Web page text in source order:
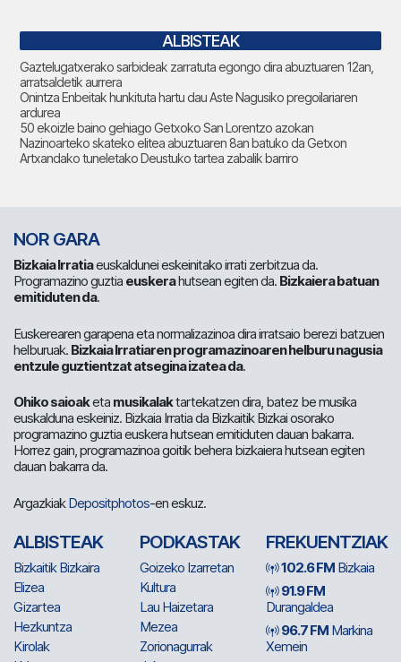
ALBISTEAK
Gaztelugatxerako sarbideak zarratuta egongo dira abuztuaren 12an,
arratsaldetik aurrera
Onintza Enbeitak hunkituta hartu dau Aste Nagusiko pregoilariaren
ardurea
50 ekoizle baino gehiago Getxoko San Lorentzo azokan
Nazinoarteko skateko elitea abuztuaren 8an batuko da Getxon
Artxandako tuneletako Deustuko tartea zabalik barriro
NOR GARA
Bizkaia Irratiaeuskaldunei eskeinitako irrati zerbitzua da.
Programazino guztia euskerahutsean egiten da. Bizkaiera batuan
emitiduten da.
Euskerearen garapena eta normalizazinoa dira irratsaio berezi batzuen
helburuak. Bizkaia Irratiaren programazinoaren helburu nagusia
entzule guztientzat atsegina izatea da.
Ohiko saioaketa musikalaktartekatzen dira, batez be musika
euskalduna eskeiniz. Bizkaia Irratia da Bizkaitik Bizkai osorako
programazino guztia euskera hutsean emitiduten dauan bakarra.
Horrez gain, programazinoa goitik behera bizkaiera hutsean egiten
dauan bakarra da.
ArgazkiakDepositphotos-en eskuz.
ALBISTEAK
Bizkaitik Bizkaira
Elizea
Gizartea
Hezkuntza
Kirolak
PODKASTAK
Goizeko Izarretan
Kultura
Lau Haizetara
Mezea
Zorionagurrak
FREKUENTZIAK
102.6 FM Bizkaia
91.9 FM
Durangaldea
96.7 FM Markina
Xemein